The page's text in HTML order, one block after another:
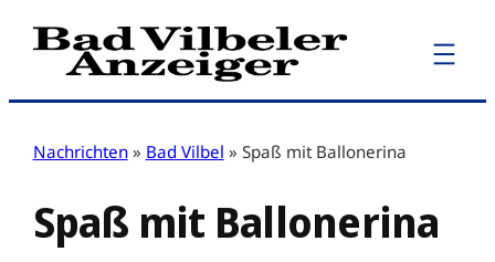
Zum
Inhalt
Nachrichten » Bad Vilbel » Spaß mit Ballonerina
Spaß mit Ballonerina